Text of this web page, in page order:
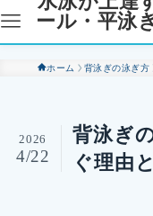
ール・平泳
ホーム 背泳ぎの泳ぎ方
背泳ぎ
ぐ理由
2026
4/22